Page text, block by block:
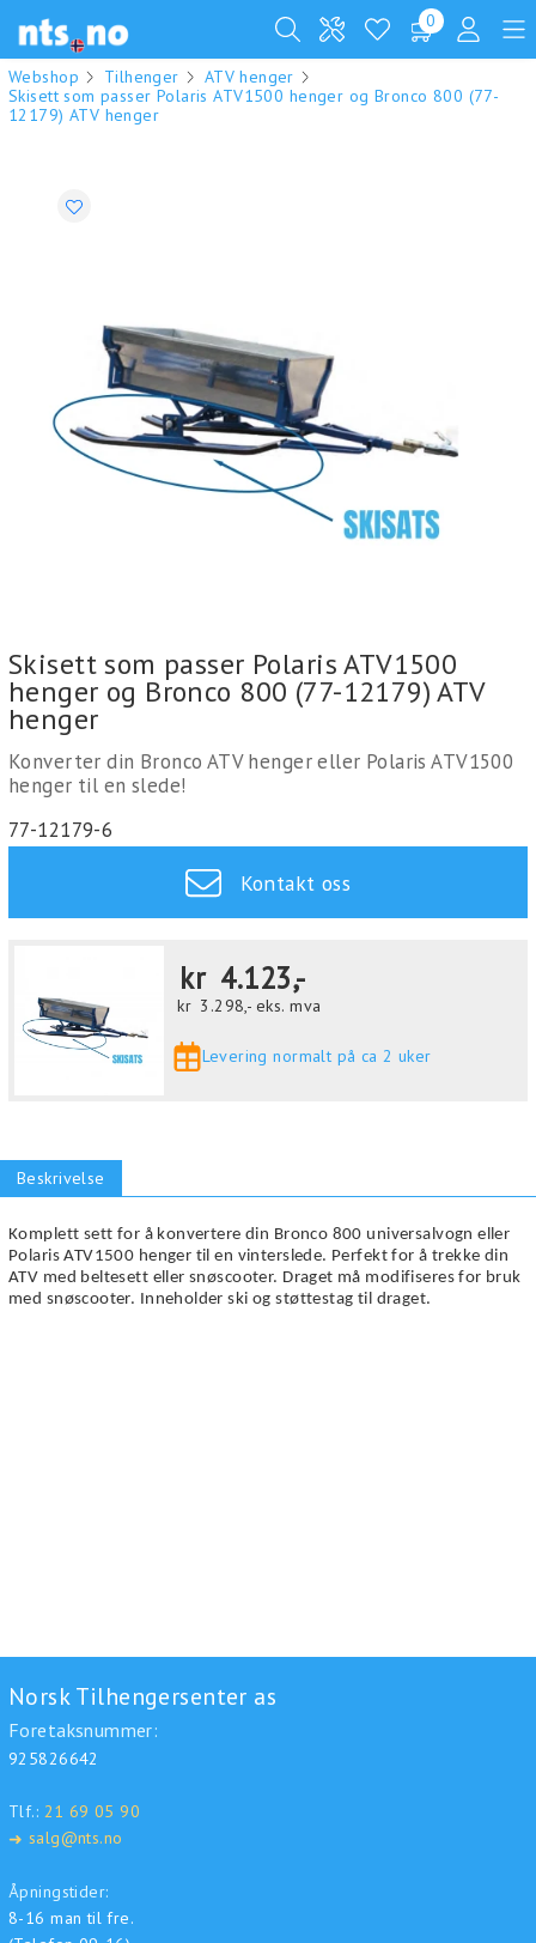
0
Webshop Tilhenger
ATV henger
Skisett som passer Polaris ATV1500 henger og Bronco 800 (77-
12179) ATV henger
Skisett som passer Polaris ATV1500
henger og Bronco 800 (77-12179) ATV
henger
Konverter din Bronco ATV henger eller Polaris ATV1500
henger til en slede!
77-12179-6
Kontakt oss
kr 4.123,-
kr 3.298,- eks. mva
Levering normalt på ca 2 uker
Beskrivelse
Komplett sett for å konvertere din Bronco 800 universalvogn eller
Polaris ATV1500 henger til en vinterslede. Perfekt for å trekke din
ATV med beltesett eller snøscooter. Draget må modifiseres for bruk
med snøscooter. Inneholder ski og støttestag til draget.
Norsk Tilhengersenter as
Foretaksnummer:
925826642
Tlf.: 21 69 05 90
➜ salg@nts.no
Åpningstider:
8-16 man til fre.